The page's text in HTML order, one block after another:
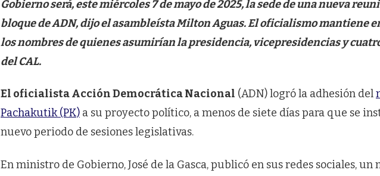
Gobierno será, este miércoles 7 de mayo de 2025, la sede de una nueva
bloque de ADN, dijo el asambleísta Milton Aguas. El oficialismo mantiene
los nombres de quienes asumirían la presidencia, vicepresidencias y
del CAL.
El oficialista Acción Democrática Nacional (ADN) logró la adhesión del
Pachakutik (PK) a su proyecto político, a menos de siete días para que se
nuevo periodo de sesiones legislativas.
En ministro de Gobierno, José de la Gasca, publicó en sus redes sociales, un